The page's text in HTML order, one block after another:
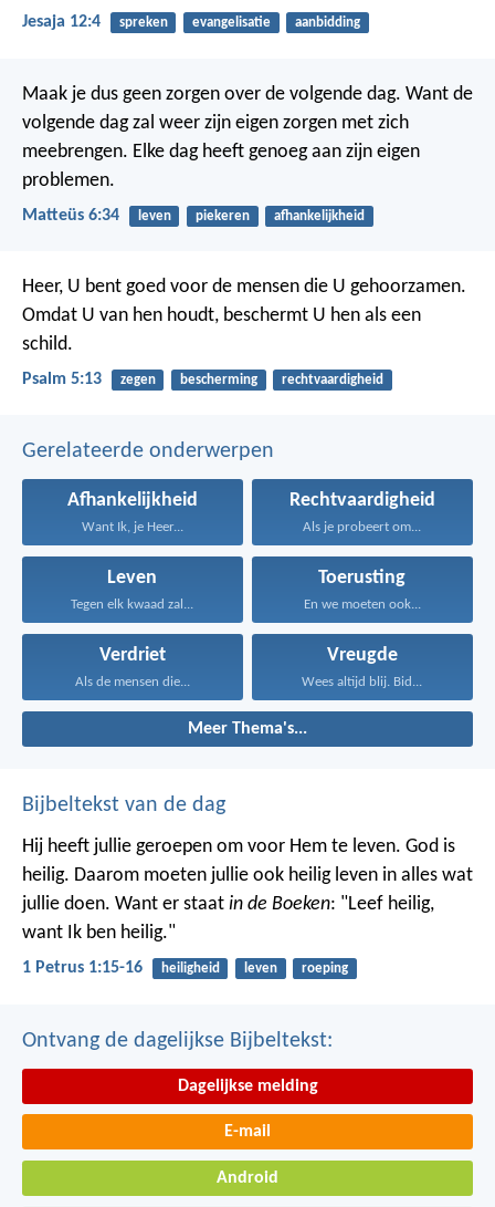
Jesaja 12:4 spreken evangelisatie aanbidding
Maak je dus geen zorgen over de volgende dag. Want de
volgende dag zal weer zijn eigen zorgen met zich
meebrengen. Elke dag heeft genoeg aan zijn eigen
problemen.
Matteüs 6:34 leven piekeren afhankelijkheid
Heer, U bent goed voor de mensen die U gehoorzamen.
Omdat U van hen houdt, beschermt U hen als een
schild.
Psalm 5:13 zegen bescherming rechtvaardigheid
Gerelateerde onderwerpen
Afhankelijkheid
Want Ik, je Heer...
Rechtvaardigheid
Als je probeert om...
Leven
Tegen elk kwaad zal...
Toerusting
En we moeten ook...
Verdriet
Als de mensen die...
Vreugde
Wees altijd blij. Bid...
Meer Thema's...
Bijbeltekst van de dag
Hij heeft jullie geroepen om voor Hem te leven. God is
heilig. Daarom moeten jullie ook heilig leven in alles wat
jullie doen. Want er staat in de Boeken: "Leef heilig,
want Ik ben heilig."
1 Petrus 1:15-16 heiligheid leven roeping
Ontvang de dagelijkse Bijbeltekst:
Dagelijkse melding
E-mail
Android